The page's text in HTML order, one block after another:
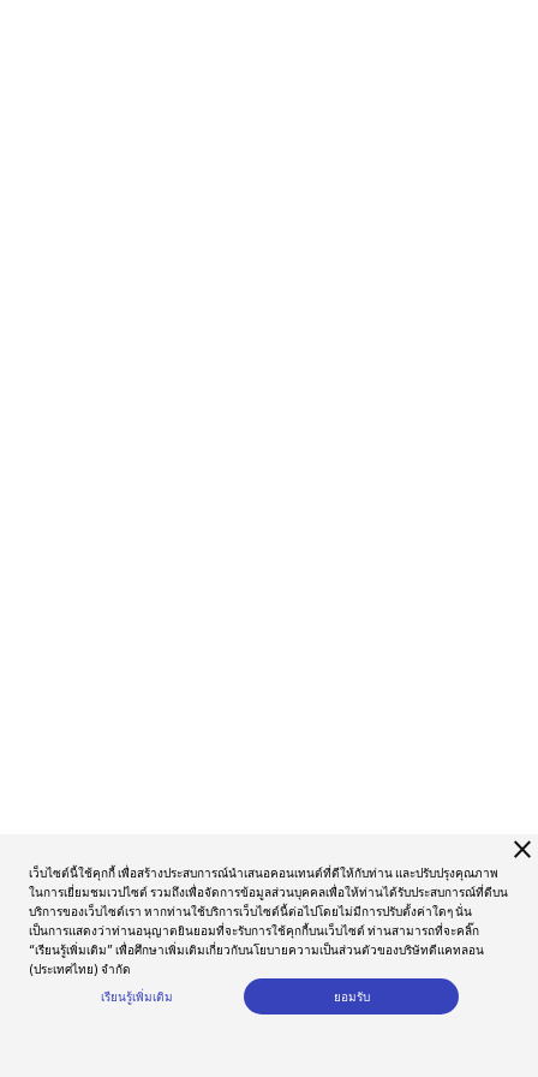
close
เว็บไซต์นี้ใช้คุกกี้ เพื่อสร้างประสบการณ์นำเสนอคอนเทนต์ที่ดีให้กับท่าน และปรับปรุงคุณภาพ
ในการเยี่ยมชมเวปไซต์ รวมถึงเพื่อจัดการข้อมูลส่วนบุคคลเพื่อให้ท่านได้รับประสบการณ์ที่ดีบน
บริการของเว็บไซต์เรา หากท่านใช้บริการเว็บไซต์นี้ต่อไปโดยไม่มีการปรับตั้งค่าใดๆ นั่น
เป็นการแสดงว่าท่านอนุญาตยินยอมที่จะรับการใช้คุกกี้บนเว็บไซต์ ท่านสามารถที่จะคลิ๊ก
“เรียนรู้เพิ่มเติม” เพื่อศึกษาเพิ่มเติมเกี่ยวกับนโยบายความเป็นส่วนตัวของบริษัทดีแคทลอน
(ประเทศไทย) จำกัด
เรียนรู้เพิ่มเติม
ยอมรับ